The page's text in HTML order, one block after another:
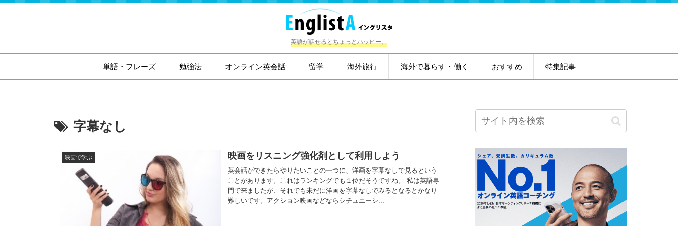
英語が話せるとちょっとハッピー。
単語・フレーズ 勉強法 オンライン英会話 留学 海外旅行 海外で暮らす・働く おすすめ 特集記事
字幕なし
映画で学ぶ 映画をリスニング強化剤として利用しよう
英会話ができたらやりたいことの一つに、洋画を字幕なしで見るという
ことがあります。これはランキングでも１位だそうですね。 私は英語専
門で来ましたが、それでも未だに洋画を字幕なしでみるとなるとかなり
難しいです。アクション映画などならシチュエーシ...